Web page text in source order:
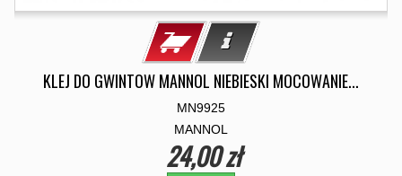
KLEJ DO GWINTOW MANNOL NIEBIESKI MOCOWANIE...
MN9925
MANNOL
24,00 zł